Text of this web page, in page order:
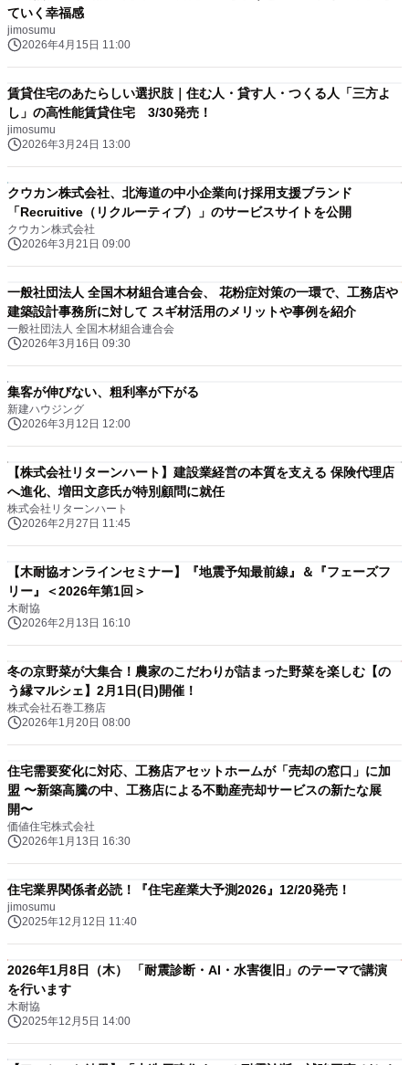
ていく幸福感
jimosumu
2026年4月15日 11:00
賃貸住宅のあたらしい選択肢｜住む人・貸す人・つくる人「三方よ
し」の高性能賃貸住宅 3/30発売！
jimosumu
2026年3月24日 13:00
クウカン株式会社、北海道の中小企業向け採用支援ブランド
「Recruitive（リクルーティブ）」のサービスサイトを公開
クウカン株式会社
2026年3月21日 09:00
一般社団法人 全国木材組合連合会、 花粉症対策の一環で、工務店や
建築設計事務所に対して スギ材活用のメリットや事例を紹介
一般社団法人 全国木材組合連合会
2026年3月16日 09:30
集客が伸びない、粗利率が下がる
新建ハウジング
2026年3月12日 12:00
【株式会社リターンハート】建設業経営の本質を支える 保険代理店
へ進化、増田文彦氏が特別顧問に就任
株式会社リターンハート
2026年2月27日 11:45
【木耐協オンラインセミナー】『地震予知最前線』＆『フェーズフ
リー』＜2026年第1回＞
木耐協
2026年2月13日 16:10
冬の京野菜が大集合！農家のこだわりが詰まった野菜を楽しむ【の
う縁マルシェ】2月1日(日)開催！
株式会社石巻工務店
2026年1月20日 08:00
住宅需要変化に対応、工務店アセットホームが「売却の窓口」に加
盟 〜新築高騰の中、工務店による不動産売却サービスの新たな展
開〜
価値住宅株式会社
2026年1月13日 16:30
住宅業界関係者必読！『住宅産業大予測2026』12/20発売！
jimosumu
2025年12月12日 11:40
2026年1月8日（木） 「耐震診断・AI・水害復旧」のテーマで講演
を行います
木耐協
2025年12月5日 14:00